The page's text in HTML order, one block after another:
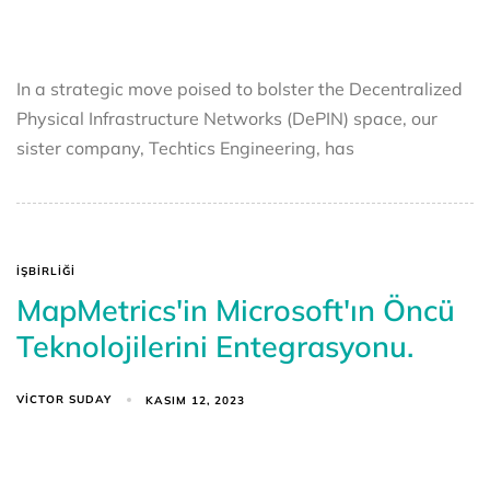
In a strategic move poised to bolster the Decentralized
Physical Infrastructure Networks (DePIN) space, our
sister company, Techtics Engineering, has
İŞBIRLIĞI
MapMetrics'in Microsoft'ın Öncü
Teknolojilerini Entegrasyonu.
VICTOR SUDAY KASIM 12, 2023